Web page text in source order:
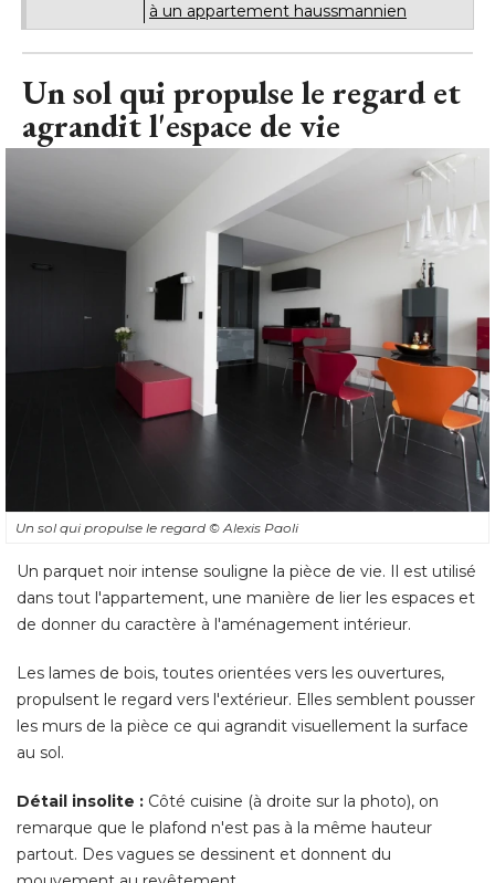
à un appartement haussmannien
Un sol qui propulse le regard et
agrandit l'espace de vie
Un sol qui propulse le regard © Alexis Paoli
Un parquet noir intense souligne la pièce de vie. Il est utilisé
dans tout l'appartement, une manière de lier les espaces et
de donner du caractère à l'aménagement intérieur.
Les lames de bois, toutes orientées vers les ouvertures,
propulsent le regard vers l'extérieur. Elles semblent pousser
les murs de la pièce ce qui agrandit visuellement la surface
au sol.
Détail insolite : Côté cuisine (à droite sur la photo), on
remarque que le plafond n'est pas à la même hauteur
partout. Des vagues se dessinent et donnent du